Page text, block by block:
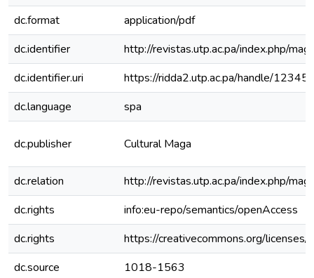
dc.format
application/pdf
dc.identifier
http://revistas.utp.ac.pa/index.php/
dc.identifier.uri
https://ridda2.utp.ac.pa/handle/
dc.language
spa
dc.publisher Cultural Maga
dc.relation
http://revistas.utp.ac.pa/index.php/
dc.rights
info:eu-repo/semantics/openAccess
dc.rights
https://creativecommons.org/
dc.source
1018-1563